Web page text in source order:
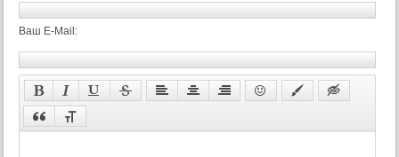
88 серия
89 серия
Ваш E-Mail: